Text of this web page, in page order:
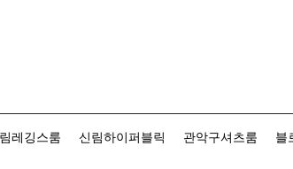
레깅스룸 신림하이퍼블릭 관악구셔츠룸 블